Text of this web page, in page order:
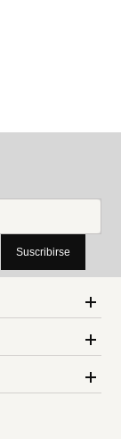
Suscribirse